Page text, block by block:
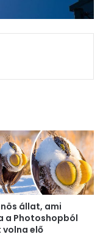
állat, ami
a Photoshopból
elő